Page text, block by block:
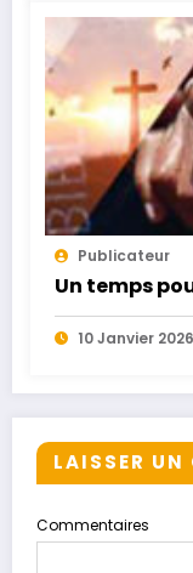
Publicateur
Un temps
10 Janvier 2026
LAISSER UN
Commentaires